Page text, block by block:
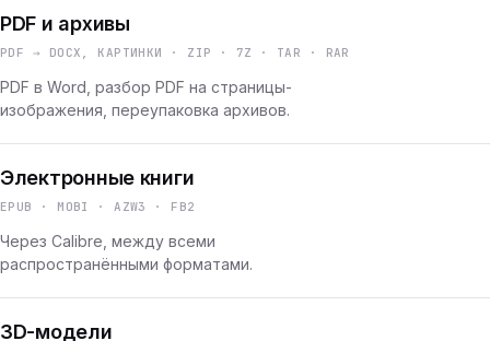
PDF и архивы
PDF → DOCX, КАРТИНКИ · ZIP · 7Z · TAR · RAR
PDF в Word, разбор PDF на страницы-
изображения, переупаковка архивов.
Электронные книги
EPUB · MOBI · AZW3 · FB2
Через Calibre, между всеми
распространёнными форматами.
3D-модели